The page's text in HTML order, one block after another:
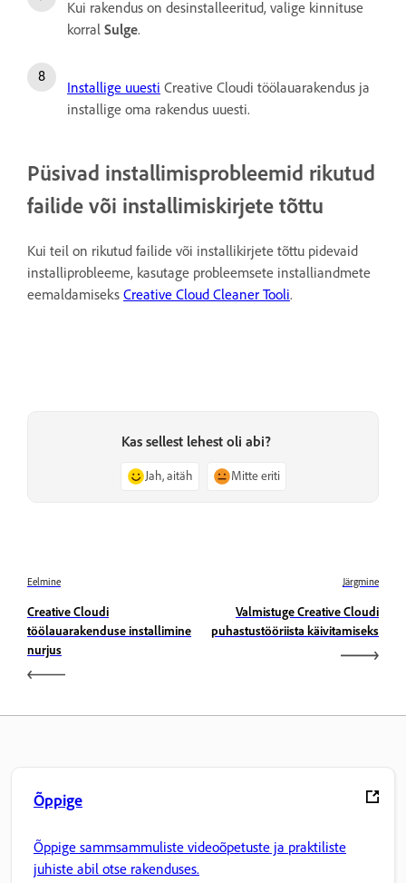
Kui rakendus on desinstalleeritud, valige kinnituse
korral Sulge.
Installige uuesti Creative Cloudi töölauarakendus ja
installige oma rakendus uuesti.
Püsivad installimisprobleemid rikutud
failide või installimiskirjete tõttu
Kui teil on rikutud failide või installikirjete tõttu pidevaid
installiprobleeme, kasutage probleemsete installiandmete
eemaldamiseks Creative Cloud Cleaner Tooli.
Kas sellest lehest oli abi?
Jah, aitäh Mitte eriti
Eelmine
Creative Cloudi
töölauarakenduse installimine
nurjus
Järgmine
Valmistuge Creative Cloudi
puhastustööriista käivitamiseks
Õppige
Õppige sammsammuliste videoõpetuste ja praktiliste
juhiste abil otse rakenduses.